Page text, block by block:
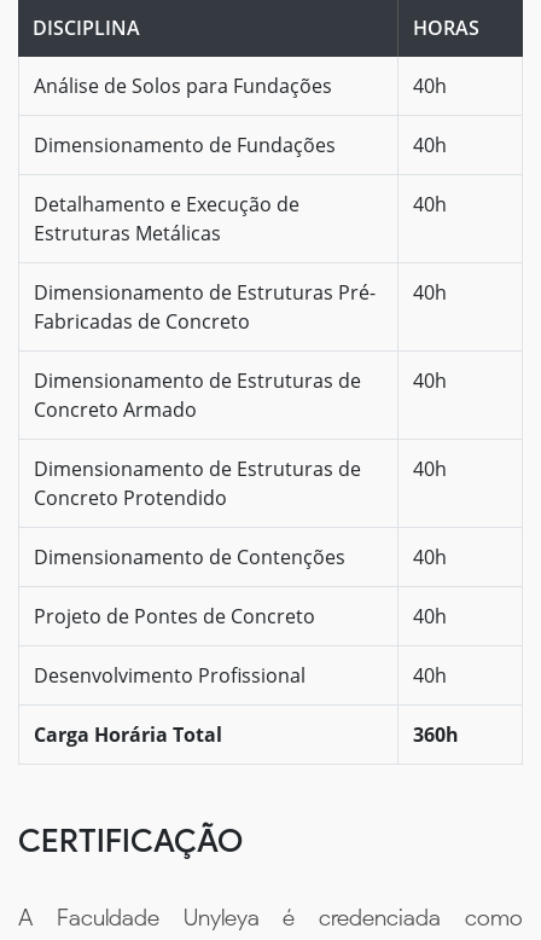
DISCIPLINA HORAS
Análise de Solos para Fundações 40h
Dimensionamento de Fundações 40h
Detalhamento e Execução de
Estruturas Metálicas
40h
Dimensionamento de Estruturas Pré-
Fabricadas de Concreto
40h
Dimensionamento de Estruturas de
Concreto Armado
40h
Dimensionamento de Estruturas de
Concreto Protendido
40h
Dimensionamento de Contenções 40h
Projeto de Pontes de Concreto 40h
Desenvolvimento Profissional 40h
Carga Horária Total 360h
CERTIFICAÇÃO
A Faculdade Unyleya é credenciada como